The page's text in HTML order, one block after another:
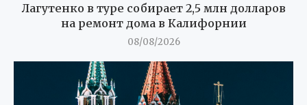
Лагутенко в туре собирает 2,5 млн долларов
на ремонт дома в Калифорнии
08/08/2026